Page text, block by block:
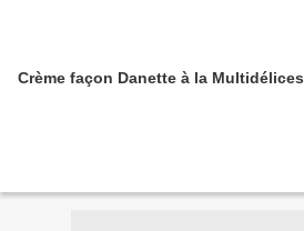
Crème façon Danette à la Multidélices